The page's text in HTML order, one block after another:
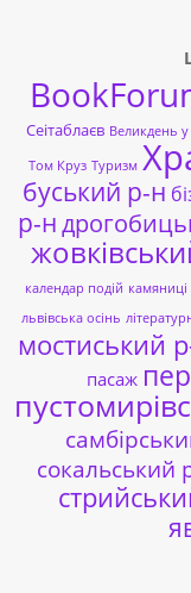
Сеітаблаєв Великдень у
Том Круз Туризм
буський р-н
р-н
календар подій камяниці
львівська осінь
мостиський
пасаж
сокальський